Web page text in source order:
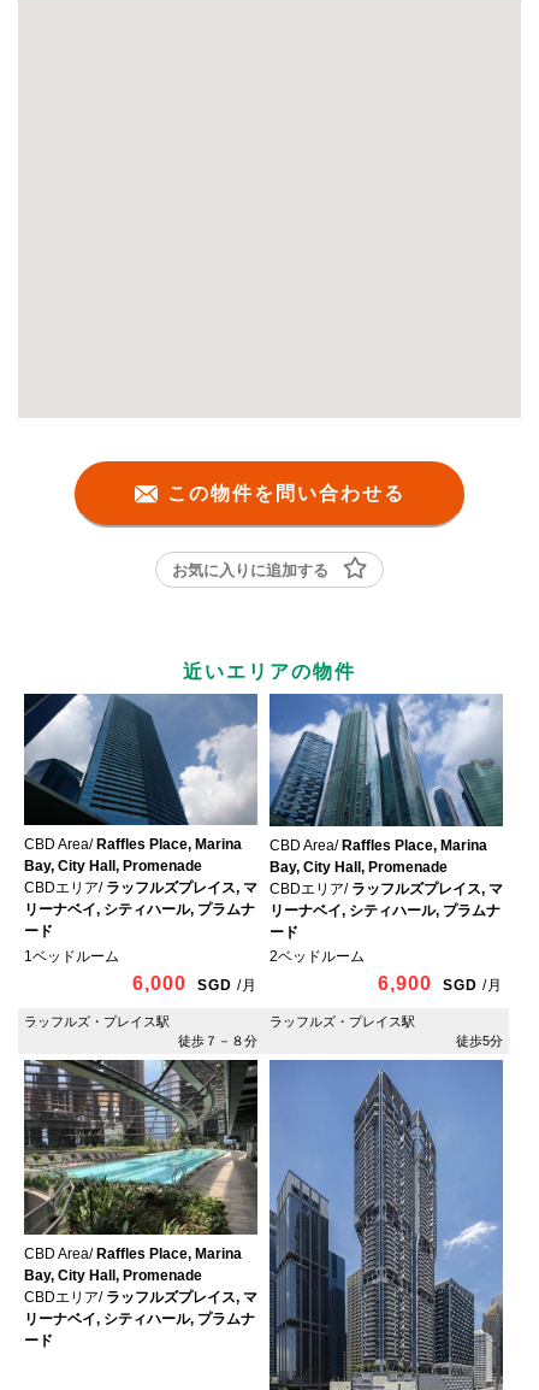
この物件を問い合わせる
お気に入りに追加する
近いエリアの物件
CBD Area/ Raffles Place, Marina
Bay, City Hall, Promenade
CBDエリア/ ラッフルズプレイス, マ
リーナベイ, シティハール, プラムナ
ード
1ベッドルーム
6,000 SGD /月
ラッフルズ・プレイス駅
徒歩７－８分
CBD Area/Raffles Place, Marina
Bay, City Hall, Promenade
CBDエリア/ ラッフルズプレイス, マ
リーナベイ, シティハール, プラムナ
ード
2ベッドルーム
6,900 SGD /月
ラッフルズ・プレイス駅
徒歩5分
CBD Area/ Raffles Place, Marina
Bay, City Hall, Promenade
CBDエリア/ ラッフルズプレイス, マ
リーナベイ, シティハール, プラムナ
ード